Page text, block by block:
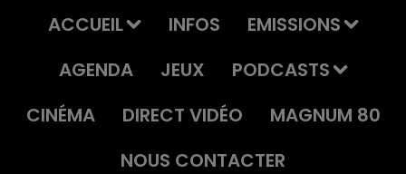
ACCUEIL INFOS
EMISSIONS
AGENDA
JEUX
PODCASTS
CINÉMA
DIRECT VIDÉO
MAGNUM 80
NOUS CONTACTER